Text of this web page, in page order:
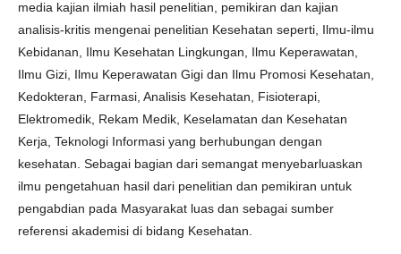
media kajian ilmiah hasil penelitian, pemikiran dan kajian
analisis-kritis mengenai penelitian Kesehatan seperti, Ilmu-ilmu
Kebidanan, Ilmu Kesehatan Lingkungan, Ilmu Keperawatan,
Ilmu Gizi, Ilmu Keperawatan Gigi dan Ilmu Promosi Kesehatan,
Kedokteran, Farmasi, Analisis Kesehatan, Fisioterapi,
Elektromedik, Rekam Medik, Keselamatan dan Kesehatan
Kerja, Teknologi Informasi yang berhubungan dengan
kesehatan. Sebagai bagian dari semangat menyebarluaskan
ilmu pengetahuan hasil dari penelitian dan pemikiran untuk
pengabdian pada Masyarakat luas dan sebagai sumber
referensi akademisi di bidang Kesehatan.